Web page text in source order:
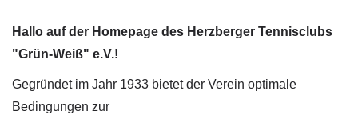
Hallo auf der Homepage des Herzberger Tennisclubs
"Grün-Weiß" e.V.!
Gegründet im Jahr 1933 bietet der Verein optimale
Bedingungen zur